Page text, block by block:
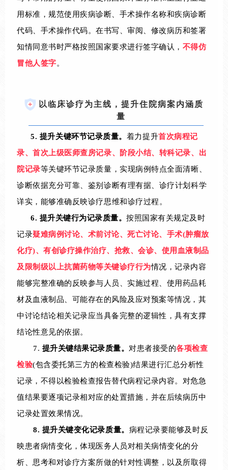
用标准，规范使用疾病诊断、手术操作名称和疾病诊断
代码、手术操作代码。在书写、审阅、修改病历和签署
知情同意书时严格按照国家要求进行签字确认， 不得仿
冒他人签字。
以临床诊疗为主线，提升住院病案内涵质
量
5. 提升关键环节记录质量。 着力提升首次病程记
录、首次上级医师查房记录、阶段小结、转科记录、出
院记录等关键环节记录质量，实现病例特点全面清晰、
诊断依据充分可靠、鉴别诊断有理有据、诊疗计划科学
详实，能够准确反映诊疗思维和诊疗过程。
6. 提升关键行为记录质量。按照国家有关规定及时
记录疑难病例讨论、术前讨论、死亡讨论、手术(肿瘤放
化疗)、有创诊疗操作治疗、抢救、会诊、使用血液制品
及限制级以上抗菌药物等关键诊疗行为情况，记录内容
能够完整准确的反映参与人员、实施过程、使用药品耗
材及血液制品、可能存在的风险及应对预案等情况，其
中讨论结论相关记录应当具备完整的逻辑性，具有支撑
结论性意见的依据。
7. 提升关键结果记录质量。 对患者接受的各项检查
检验(包含委托第三方的检查检验)结果进行汇总分析性
记录，不得以检验检查报告替代病程记录内容。对危急
值结果要逐项记录相对应的处置措施，并在后续病历中
记录处置效果情况。
8. 提升关键变化记录质量。 病程记录要能够及时反
映患者病情变化，体现医务人员对相关病情变化的分
析、思考和对诊疗方案所做的针对性调整，以及所取得